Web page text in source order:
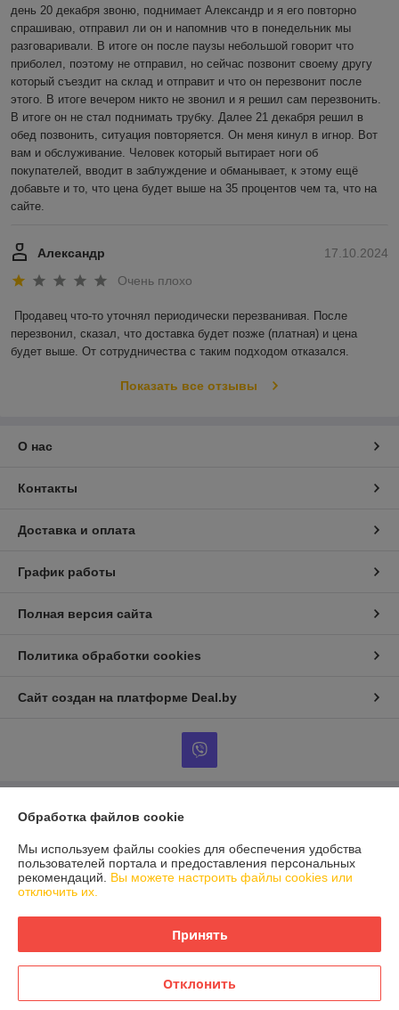
день 20 декабря звоню, поднимает Александр и я его повторно
спрашиваю, отправил ли он и напомнив что в понедельник мы
разговаривали. В итоге он после паузы небольшой говорит что
приболел, поэтому не отправил, но сейчас позвонит своему другу
который съездит на склад и отправит и что он перезвонит после
этого. В итоге вечером никто не звонил и я решил сам перезвонить.
В итоге он не стал поднимать трубку. Далее 21 декабря решил в
обед позвонить, ситуация повторяется. Он меня кинул в игнор. Вот
вам и обслуживание. Человек который вытирает ноги об
покупателей, вводит в заблуждение и обманывает, к этому ещё
добавьте и то, что цена будет выше на 35 процентов чем та, что на
сайте.
17.10.2024
Александр
Очень плохо
Продавец что-то уточнял периодически перезванивая. После
перезвонил, сказал, что доставка будет позже (платная) и цена
будет выше. От сотрудничества с таким подходом отказался.
Показать все отзывы
О нас
Контакты
Доставка и оплата
График работы
Полная версия сайта
Политика обработки cookies
Сайт создан на платформе Deal.by
Информация для покупателя
Индивидуальный предприниматель:ИП Сомкин
Минский р-н, аг.Острошицкий Городок, ул.Ленинская, д.75, кв.1
Регистрационный номер ЕГР: 691451611
УНП: 691451611
Регистрационный орган: Минский райисполком
Дата регистрации компании: 16.03.2012
Ссылка на свидетельство/лицензию
Обработка файлов cookie
Мы используем файлы cookies для обеспечения удобства
пользователей портала и предоставления персональных
рекомендаций. Вы можете настроить файлы cookies или
отключить их.
Принять
Отклонить